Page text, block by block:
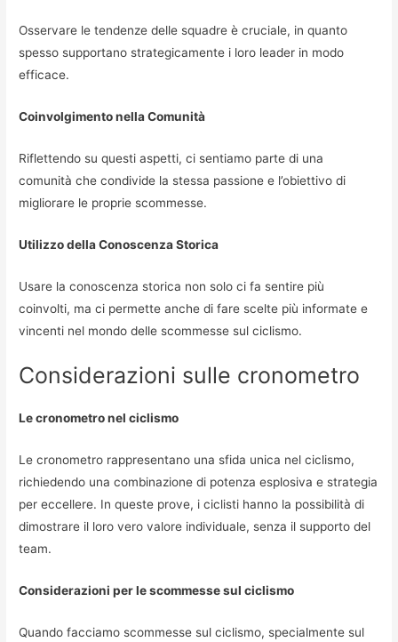
Osservare le tendenze delle squadre è cruciale, in quanto
spesso supportano strategicamente i loro leader in modo
efficace.
Coinvolgimento nella Comunità
Riflettendo su questi aspetti, ci sentiamo parte di una
comunità che condivide la stessa passione e l’obiettivo di
migliorare le proprie scommesse.
Utilizzo della Conoscenza Storica
Usare la conoscenza storica non solo ci fa sentire più
coinvolti, ma ci permette anche di fare scelte più informate e
vincenti nel mondo delle scommesse sul ciclismo.
Considerazioni sulle cronometro
Le cronometro nel ciclismo
Le cronometro rappresentano una sfida unica nel ciclismo,
richiedendo una combinazione di potenza esplosiva e strategia
per eccellere. In queste prove, i ciclisti hanno la possibilità di
dimostrare il loro vero valore individuale, senza il supporto del
team.
Considerazioni per le scommesse sul ciclismo
Quando facciamo scommesse sul ciclismo, specialmente sul